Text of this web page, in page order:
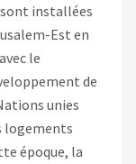
installées
Est en
le
de
unies
logements
époque, la